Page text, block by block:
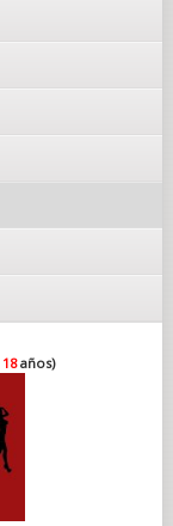
18años)